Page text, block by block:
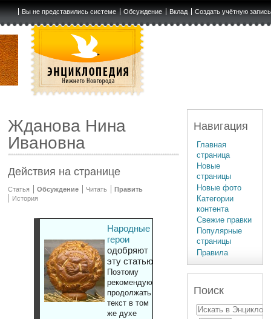
Вы не представились системе Обсуждение Вклад Создать учётную запись
Жданова Нина
Ивановна
Действия на странице
Статья Обсуждение Читать
Править
История
Народные
герои
одобряют
эту статью
Поэтому
рекомендуют
продолжать
текст в том
же духе
Навигация
Главная
страница
Новые
страницы
Новые фото
Категории
контента
Свежие правки
Популярные
страницы
Правила
Поиск